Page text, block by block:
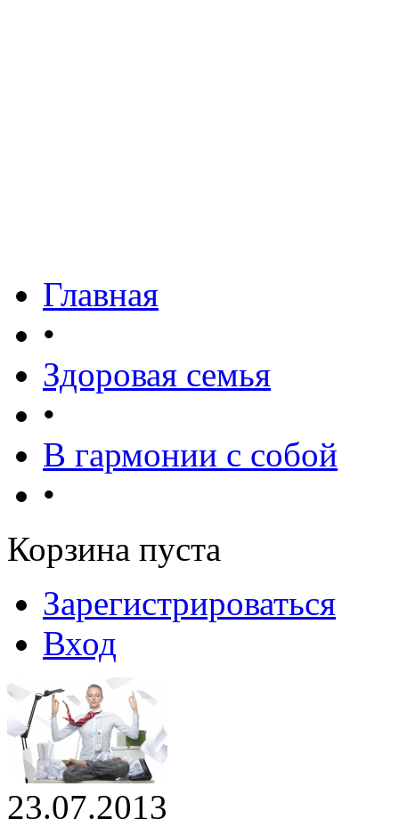
Главная
•
Здоровая семья
•
В гармонии с собой
•
Корзина пуста
Зарегистрироваться
Вход
23.07.2013